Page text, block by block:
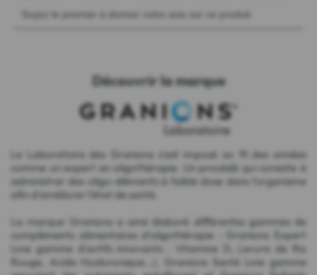
Découvrir la marque
Le Laboratoire des Granions s'est imposé au fil des années
comme un expert en oligothérapie. Un procédé qui consiste à
administrer des oligo-éléments à faible dose dans l'organisme
afin d'améliorer l'état de santé.
La marque Granions a ainsi élaboré différentes gammes de
compléments alimentaires d'oligothérapie : Granions Expert
(une gamme d'actifs innovants : Vitamine D, Levure de Riz
Rouge, Acide Hyaluronique...), Granions Santé (une gamme